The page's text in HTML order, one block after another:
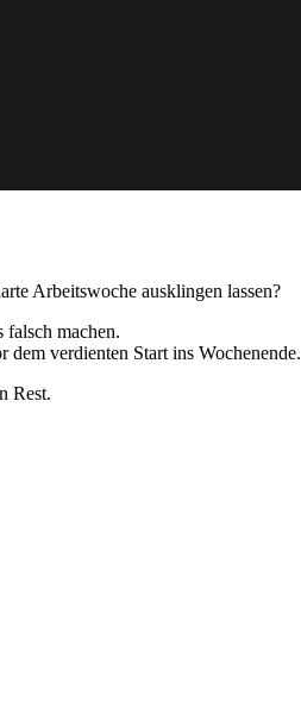
Arbeitswoche ausklingen lassen?
falsch machen.
verdienten Start ins Wochenende.
Rest.